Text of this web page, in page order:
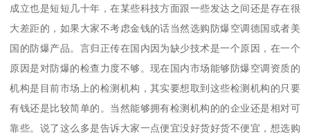
成立也是短短几十年，在某些科技方面跟一些发达之间还是存在很
大差距的，如果大家不考虑金钱的话当然选购防爆空调德国或者美
国的防爆产品。言归正传在国内因为缺少技术是一个原因，在一个
原因是对防爆的检查力度不够。现在国内市场能够防爆空调资质的
机构是目前市场上的检测机构，其实要想取到这些检测机构的只要
有钱还是比较简单的。当然能够拥有检测机构的的企业还是相对可
靠些。说了这么多是告诉大家一点便宜没好货好货不便宜，想选购